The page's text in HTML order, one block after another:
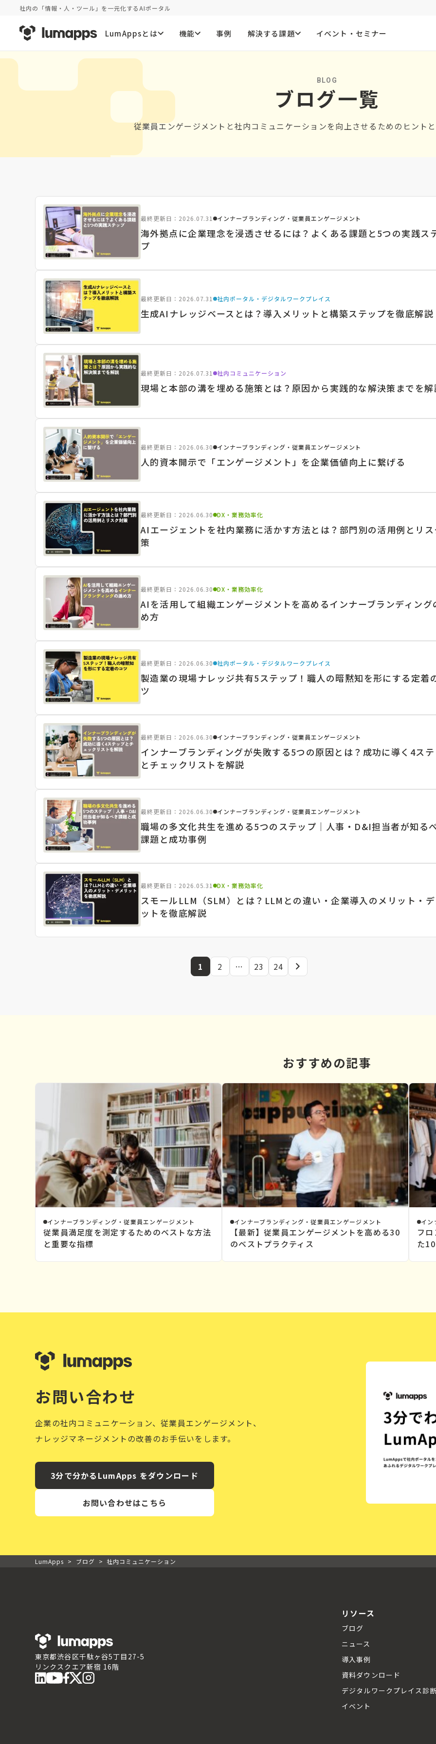
社内の「情報・人・ツール」を一元化するAIポータル
LumAppsとは 機能 事例 解決する課題 イベント・セミナー
BLOG
ブログ一覧
従業員エンゲージメントと社内コミュニケーションを向上させるためのヒント
最終更新日：2026.07.31 インナーブランディング・従業員エンゲージメント
海外拠点に企業理念を浸透させるには？よくある課題と5つの実践ス
プ
最終更新日：2026.07.31 社内ポータル・デジタルワークプレイス
生成AIナレッジベースとは？導入メリットと構築ステップを徹底解説
最終更新日：2026.07.31 社内コミュニケーション
現場と本部の溝を埋める施策とは？原因から実践的な解決策までを
最終更新日：2026.06.30 インナーブランディング・従業員エンゲージメント
人的資本開示で「エンゲージメント」を企業価値向上に繋げる
最終更新日：2026.06.30 DX・業務効率化
AIエージェントを社内業務に活かす方法とは？部門別の活用例とリ
策
最終更新日：2026.06.30 DX・業務効率化
AIを活用して組織エンゲージメントを高めるインナーブランディング
め方
最終更新日：2026.06.30 社内ポータル・デジタルワークプレイス
製造業の現場ナレッジ共有5ステップ！職人の暗黙知を形にする定着
ツ
最終更新日：2026.06.30 インナーブランディング・従業員エンゲージメント
インナーブランディングが失敗する5つの原因とは？成功に導く4ス
とチェックリストを解説
最終更新日：2026.06.30 インナーブランディング・従業員エンゲージメント
職場の多文化共生を進める5つのステップ｜人事・D&I担当者が知る
課題と成功事例
最終更新日：2026.05.31 DX・業務効率化
スモールLLM（SLM）とは？LLMとの違い・企業導入のメリット・
ットを徹底解説
1 2 … 23 24
次
おすすめの記事
従業員満足度を測定するためのベストな方法
と重要な指標
インナーブランディング・従業員エンゲージメント
【最新】従業員エンゲージメントを高める30
のベストプラクティス
インナーブランディング・従業員エンゲージメント
フ
た
イン
お問い合わせ
企業の社内コミュニケーション、従業員エンゲージメント、
ナレッジマネージメントの改善のお手伝いをします。
3分で分かるLumApps をダウンロード
お問い合わせはこちら
LumApps > ブログ > 社内コミュニケーション
東京都渋谷区千駄ヶ谷5丁目27-5
リンクスクエア新宿 16階
リソース
ブログ
ニュース
導入事例
資料ダウンロード
デジタルワークプレイス診
イベント